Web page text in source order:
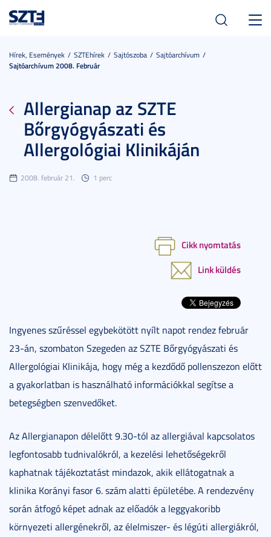
Hírek, Események SZTEhírek Sajtószoba
Sajtóarchívum
Sajtóarchívum 2008. Február
Allergianap az SZTE
Bőrgyógyászati és
Allergológiai Klinikáján
2008. február 21. 1 perc
Cikk nyomtatás
Link küldés
Ingyenes szűréssel egybekötött nyílt napot rendez február
23-án, szombaton Szegeden az SZTE Bőrgyógyászati és
Allergológiai Klinikája, hogy még a kezdődő pollenszezon előtt
a gyakorlatban is használható információkkal segítse a
betegségben szenvedőket.
Az Allergianapon délelőtt 9.30-tól az allergiával kapcsolatos
legfontosabb tudnivalókról, a kezelési lehetőségekről
kaphatnak tájékoztatást mindazok, akik ellátogatnak a
klinika Korányi fasor 6. szám alatti épületébe. A rendezvény
során átfogó képet adnak az előadók a leggyakoribb
környezeti allergénekről, az élelmiszer- és légúti allergiákról,